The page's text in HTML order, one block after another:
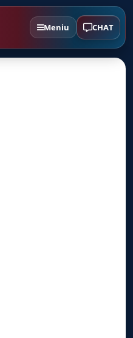
Meniu CHAT